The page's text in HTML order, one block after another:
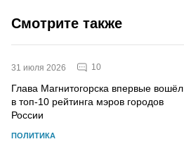
Смотрите также
31 июля 2026 10
Глава Магнитогорска впервые вошёл
в топ-10 рейтинга мэров городов
России
ПОЛИТИКА